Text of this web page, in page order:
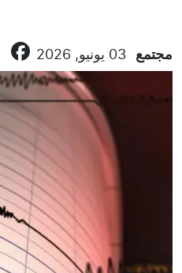
مجتمع 03 يونيو, 2026